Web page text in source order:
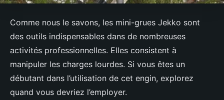
Comme nous le savons, les mini-grues Jekko sont
des outils indispensables dans de nombreuses
activités professionnelles. Elles consistent à
manipuler les charges lourdes. Si vous êtes un
débutant dans l’utilisation de cet engin, explorez
quand vous devriez l’employer.